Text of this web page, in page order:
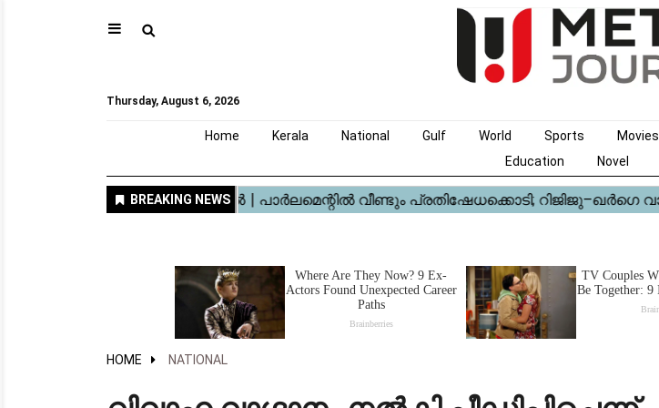
⚲
Thursday, August 6, 2026
Home Kerala National Gulf World Sports Movies
Education
Novel
HOME NATIONAL